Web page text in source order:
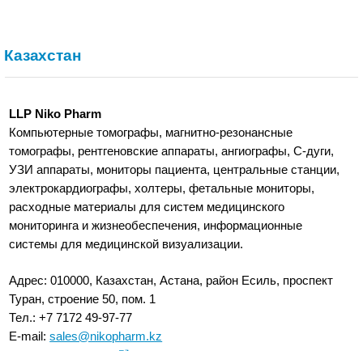
Казахстан
LLP Niko Pharm
Компьютерные томографы, магнитно-резонансные
томографы, рентгеновские аппараты, ангиографы, С-дуги,
УЗИ аппараты, мониторы пациента, центральные станции,
электрокардиографы, холтеры, фетальные мониторы,
расходные материалы для систем медицинского
мониторинга и жизнеобеспечения, информационные
системы для медицинской визуализации.
Адрес: 010000, Казахстан, Астана, район Есиль, проспект
Туран, строение 50, пом. 1
Тел.: +7 7172 49-97-77
E-mail:sales@nikopharm.kz